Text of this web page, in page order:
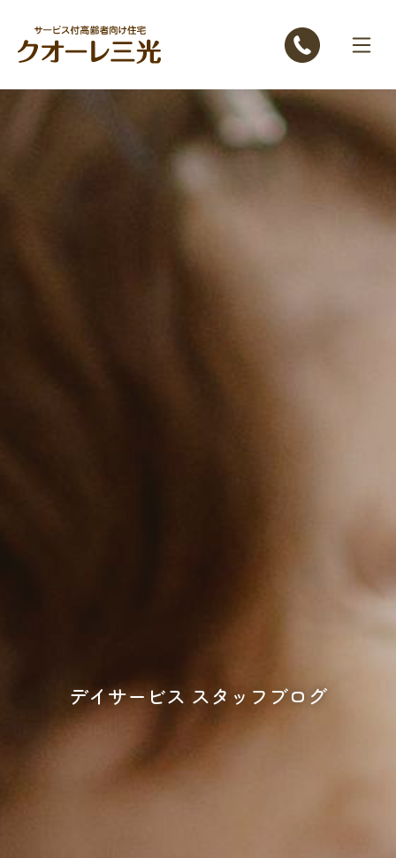
デイサービス スタッフブログ